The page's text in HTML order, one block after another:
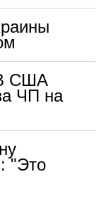
В США
ЧП на
"Это